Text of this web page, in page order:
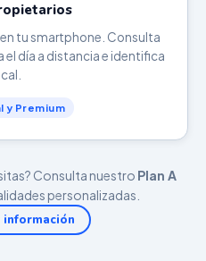
tu smartphone. Consulta
el día a distancia e identifica
y Premium
Consulta nuestro Plan A
personalizadas.